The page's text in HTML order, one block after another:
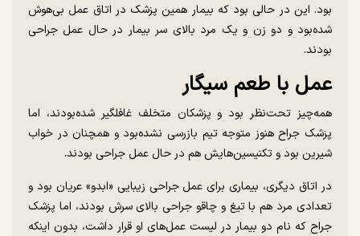
بود. این در حالی بود که بیمار همین پزشک در اتاق عمل بی‌هوش
شده‌بود و دو زن و یک مرد بالای سر بیمار در حال عمل جراحی
بودند.
عمل با طعم سیگار
همه‌چیز تحت‌نظر بود و پزشکان متخلف غافلگیر شده‌بودند، اما
پزشک جراح هنوز متوجه تیم بازرسی نشده‌بود و همچنان در خواب
شیرین بود و تکنیسین‌هایش هم در حال عمل جراحی بودند.
در اتاق دیگری، بیماری برای عمل جراحی زیبایی «ابدو» عریان بود و
تعدادی مرد هم با تیغ و چاقو جراحی بالای سرش بودند، اما پزشک
جراح که نام دو بیمار در لیست عمل‌های او قرار داشت، بدون اینکه